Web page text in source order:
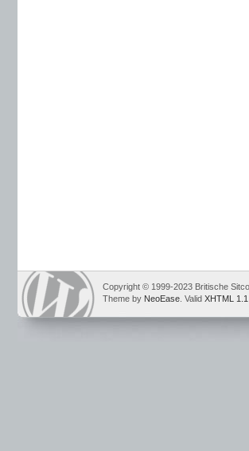
Copyright © 1999-2023 Britische
Theme by NeoEase . Valid XHTML 1.1